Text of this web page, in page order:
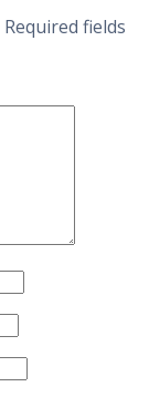
Required fields